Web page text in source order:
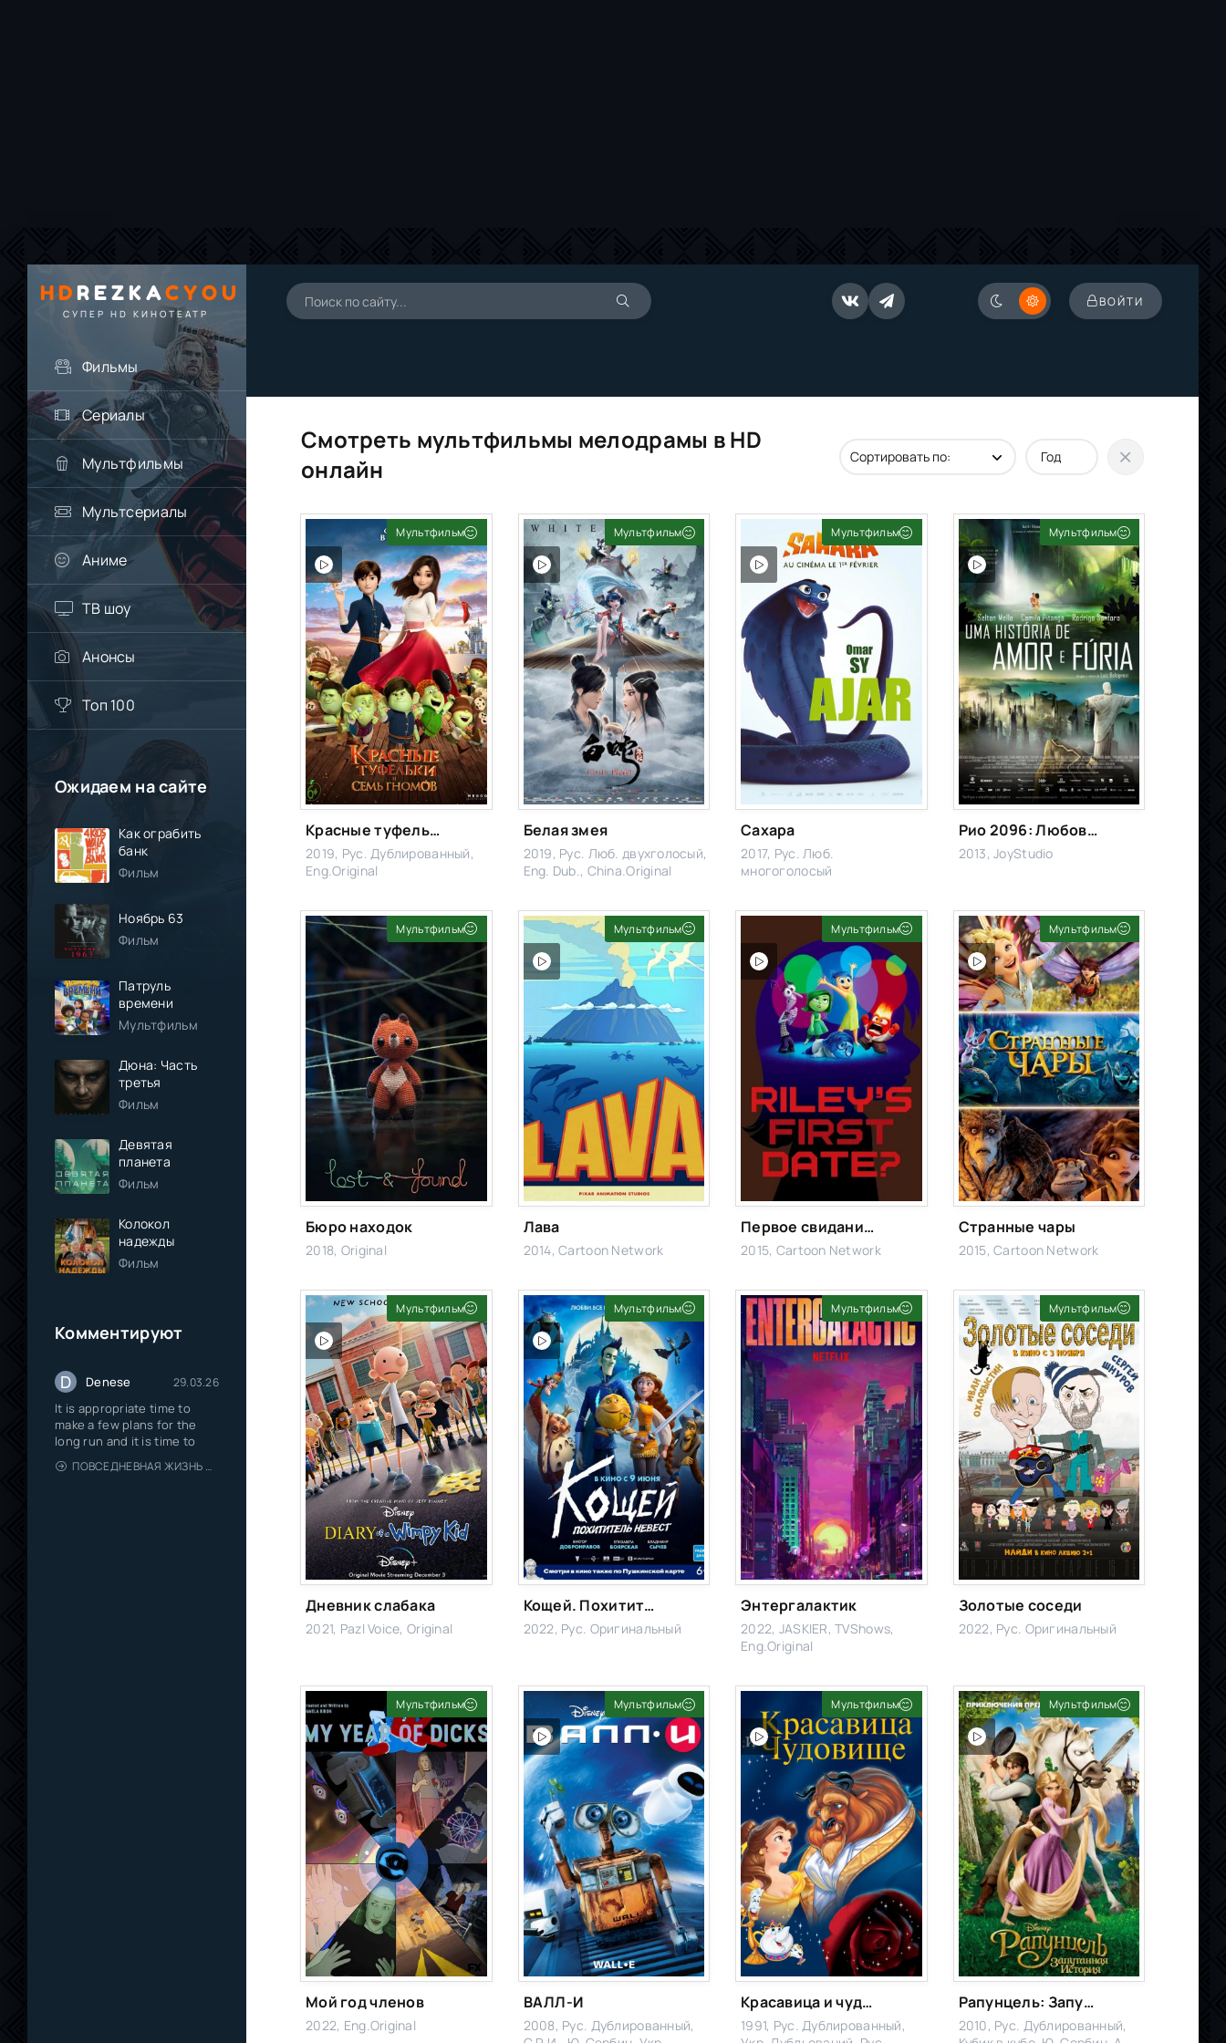
HD REZKACYOU
СУПЕР HD КИНОТЕАТР
ВОЙТИ
Фильмы
Сериалы
Мультфильмы
Мультсериалы
Аниме
ТВ шоу
Анонсы
Топ 100
Ожидаем на сайте
Как ограбить
банк
Фильм
Ноябрь 63
Фильм
Патруль
времени
Мультфильм
Дюна: Часть
третья
Фильм
Девятая
планета
Фильм
Колокол
надежды
Фильм
Комментируют
D Denese 29.03.26
It is appropriate time to
make a few plans for the
long run and it is time to
ПОВСЕДНЕВНАЯ ЖИЗНЬ ОДИНОКОГО ДВАДЦАТИДЕВЯТИЛЕТНЕГО АВАНТЮРИСТА
Смотреть мультфильмы мелодрамы в HD
онлайн
Мультфильм
Красные туфельки и семь гномов
2019, Рус. Дублированный,
Eng.Original
Мультфильм
Белая змея
2019, Рус. Люб. двухголосый,
Eng. Dub., China.Original
Мультфильм
Сахара
2017, Рус. Люб.
многоголосый
Мультфильм
Рио 2096: Любовь и ярость
2013, JoyStudio
Мультфильм
Бюро находок
2018, Original
Мультфильм
Лава
2014, Cartoon Network
Мультфильм
Первое свидание Райли
2015, Cartoon Network
Мультфильм
Странные чары
2015, Cartoon Network
Мультфильм
Дневник слабака
2021, Pazl Voice, Original
Мультфильм
Кощей. Похититель невест
2022, Рус. Оригинальный
Мультфильм
Энтергалактик
2022, JASKIER, TVShows,
Eng.Original
Мультфильм
Золотые соседи
2022, Рус. Оригинальный
Мультфильм
Мой год членов
2022, Eng.Original
Мультфильм
ВАЛЛ-И
2008, Рус. Дублированный,
Мультфильм
Красавица и чудовище
1991, Рус. Дублированный,
Мультфильм
Рапунцель: Запутанная история
2010, Рус. Дублированный,